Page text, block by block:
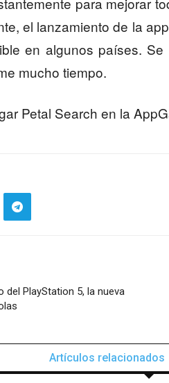
el lanzamiento de la
en algunos países.
mucho tiempo.
Petal Search en la
del PlayStation 5, la nueva
Artículos relacionados